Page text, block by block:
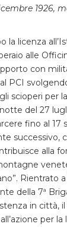
1926,
la licenza
alle
con
PCI
scioperi per
del 27
fino al 17
successivo,
alla
Rientrato
della 7ª
in città,
per la